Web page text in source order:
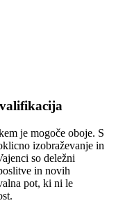
je mogoče oboje. S
izobraževanje in
so deležni
in novih
pot, ki ni le